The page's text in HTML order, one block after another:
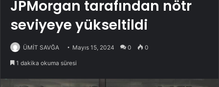
JPMorgan tarafından nötr
seviyeye yükseltildi
ÜMİT SAVĞA Mayıs 15, 2024 0 0
1 dakika okuma süresi